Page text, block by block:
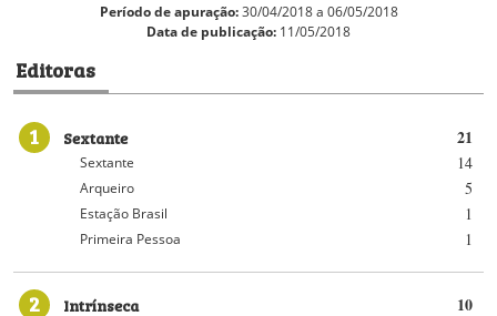
Período de apuração:30/04/2018 a 06/05/2018
Data de publicação: 11/05/2018
Editoras
1 21
Sextante
14
Sextante
5
Arqueiro
1
Estação Brasil
1
Primeira Pessoa
2 10
Intrínseca